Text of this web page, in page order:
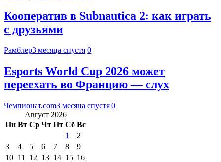
Кооператив в Subnautica 2: как играть
с друзьями
Рамблер3 месяца спустя 0
Esports World Cup 2026 может
переехать во Францию — слух
Чемпионат.com3 месяца спустя 0
Август 2026
Пн Вт Ср Чт Пт Сб Вс
1
2
3
4 5 6 7 8
9
10 11 12 13 14 15 16